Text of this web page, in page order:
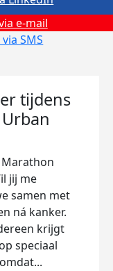
e-mail
SMS
tijdens
jij me
samen met
ná kanker.
krijgt
speciaal